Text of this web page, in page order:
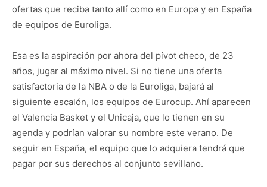
ofertas que reciba tanto allí como en Europa y en España
de equipos de Euroliga.
Esa es la aspiración por ahora del pívot checo, de 23
años, jugar al máximo nivel. Si no tiene una oferta
satisfactoria de la NBA o de la Euroliga, bajará al
siguiente escalón, los equipos de Eurocup. Ahí aparecen
el Valencia Basket y el Unicaja, que lo tienen en su
agenda y podrían valorar su nombre este verano. De
seguir en España, el equipo que lo adquiera tendrá que
pagar por sus derechos al conjunto sevillano.